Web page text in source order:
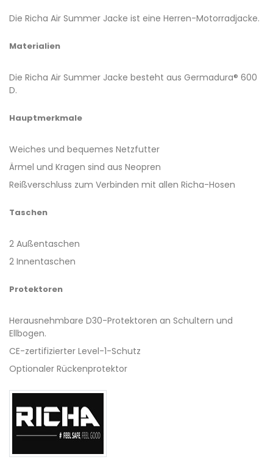
Die Richa Air Summer Jacke ist eine Herren-Motorradjacke.
Materialien
Die Richa Air Summer Jacke besteht aus Germadura® 600
D.
Hauptmerkmale
Weiches und bequemes Netzfutter
Ärmel und Kragen sind aus Neopren
Reißverschluss zum Verbinden mit allen Richa-Hosen
Taschen
2 Außentaschen
2 Innentaschen
Protektoren
Herausnehmbare D30-Protektoren an Schultern und
Ellbogen.
CE-zertifizierter Level-1-Schutz
Optionaler Rückenprotektor